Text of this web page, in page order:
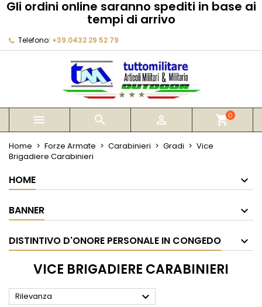
Gli ordini online saranno spediti in base ai
tempi di arrivo
Telefono: +39.0432 29 52 79
   shopping_cart0
Home Forze Armate Carabinieri Gradi
Vice
Brigadiere Carabinieri
HOME
BANNER
DISTINTIVO D'ONORE PERSONALE IN CONGEDO
VICE BRIGADIERE CARABINIERI
Rilevanza 
My wishlists
add_circle_outline Create new list
((modalTitle))
((confirmMessage))
((cancelText)) ((modalDeleteText))
Crea lista dei desideri
Annulla Crea lista dei desideri
Devi avere effettuato l'accesso per salvare dei
prodotti nella tua lista dei desideri.
Annulla